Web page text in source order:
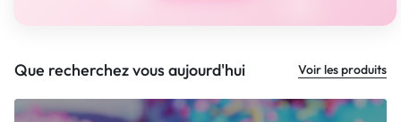
Que recherchez vous aujourd'hui Voir les produits